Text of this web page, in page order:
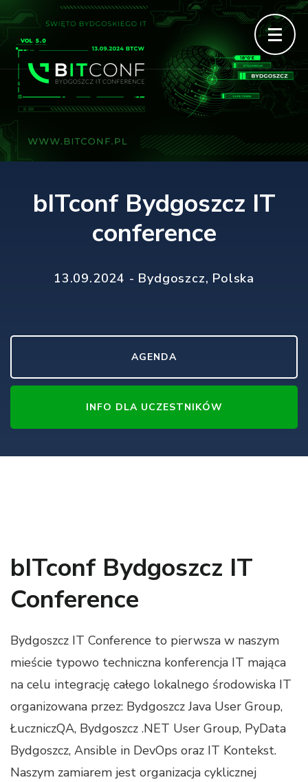
bITconf Bydgoszcz IT
Conference
bITconf – a bit of…
bITconf Bydgoszcz IT
conference
13.09.2024 - Bydgoszcz, Polska
AGENDA
INFO DLA UCZESTNIKÓW
bITconf Bydgoszcz IT
Conference
Bydgoszcz IT Conference to pierwsza w naszym
mieście typowo techniczna konferencja IT mająca
na celu integrację całego lokalnego środowiska IT
organizowana przez: Bydgoszcz Java User Group,
ŁuczniczQA, Bydgoszcz .NET User Group, PyData
Bydgoszcz, Ansible in DevOps oraz IT Kontekst.
Naszym zamiarem jest organizacja cyklicznej